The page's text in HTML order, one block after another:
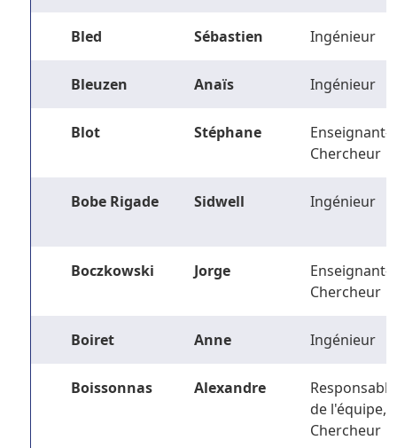
Bled Sébastien Ingénieur
Bleuzen Anaïs Ingénieur
Blot Stéphane
Enseignant-
Chercheur
Bobe Rigade Sidwell Ingénieur
Boczkowski Jorge
Enseignant-
Chercheur
Boiret Anne Ingénieur
Boissonnas Alexandre
Responsable
de l'équipe,
Chercheur